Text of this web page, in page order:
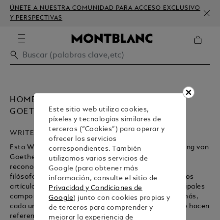
ÚNETE A NUESTRA COMUNIDAD PARA ACCESO EXCLUSIVO
Y PERSPECTIVAS
HOMENAJE A JOHANN WOLFGANG VON
GOETHE
WRITERS EDITION
Esta Writers Edition ilustra la vida de Johann Wolfgang von
Goethe más allá de sus logros literarios, para así
reconocer su influencia como erudito, dramaturgo,
filósofo, naturalista y político. La forma general de los
artículos de escritura de la colección evoca los principales
campos de estudio en los que trabajó Goethe. Además,
cada uno presenta detalles de diseño especiales que hacen
referencia a distintos periodos de su vida.
Este sitio web utiliza cookies,
píxeles y tecnologías similares de
terceros (“Cookies”) para operar y
ofrecer los servicios
correspondientes. También
utilizamos varios servicios de
Google (para obtener más
información, consulte el sitio de
Privacidad y Condiciones de
Google) junto con cookies propias y
de terceros para comprender y
mejorar la experiencia de